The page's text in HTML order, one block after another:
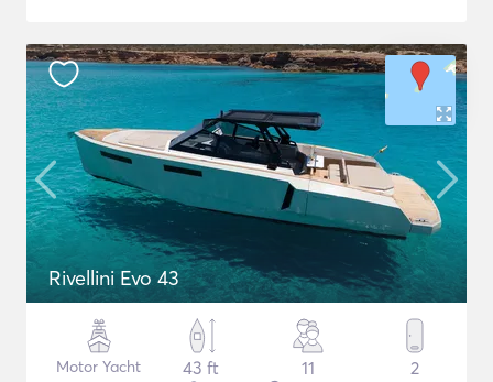
Rivellini Evo 43
Motor Yacht
43 ft
11
2